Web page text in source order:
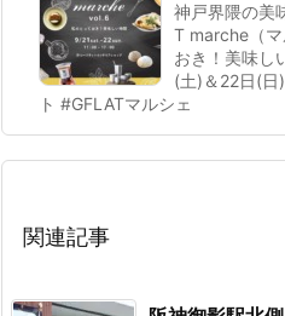
神戸界隈の美
T marche（
おき！美味し
(土)＆22日(日
ト #GFLATマルシェ
関連記事